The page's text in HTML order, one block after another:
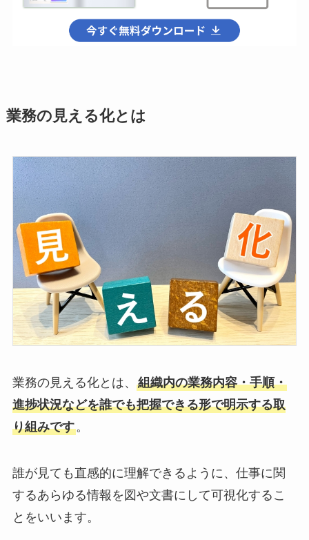
業務の見える化とは
業務の見える化とは、 組織内の業務内容・手順・
進捗状況などを誰でも把握できる形で明示する取
り組みです。
誰が見ても直感的に理解できるように、仕事に関
するあらゆる情報を図や文書にして可視化するこ
とをいいます。